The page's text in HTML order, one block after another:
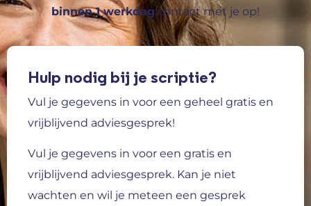
binnen 1 werkdag contact met je op!
Hulp nodig bij je scriptie?
Vul je gegevens in voor een geheel gratis en
vrijblijvend adviesgesprek!
Vul je gegevens in voor een gratis en
vrijblijvend adviesgesprek. Kan je niet
wachten en wil je meteen een gesprek